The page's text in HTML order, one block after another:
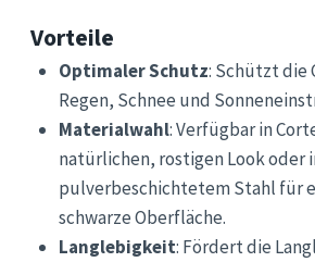
Vorteile
Optimaler Schutz: Schützt die
Regen, Schnee und
Materialwahl: Verfügbar in
natürlichen, rostigen Look oder
pulverbeschichtetem Stahl für
schwarze Oberfläche.
Langlebigkeit: Fördert die